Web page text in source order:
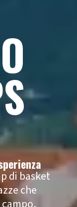
di basket
che